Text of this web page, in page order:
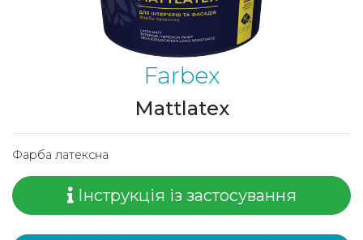
Farbex
Mattlatex
Фарба латексна
Інструкція із застосування